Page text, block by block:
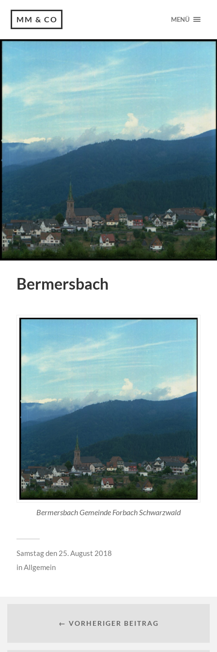
MM & CO MENÜ
Bermersbach
Bermersbach Gemeinde Forbach Schwarzwald
Samstag den 25. August 2018
in Allgemein
← VORHERIGER BEITRAG